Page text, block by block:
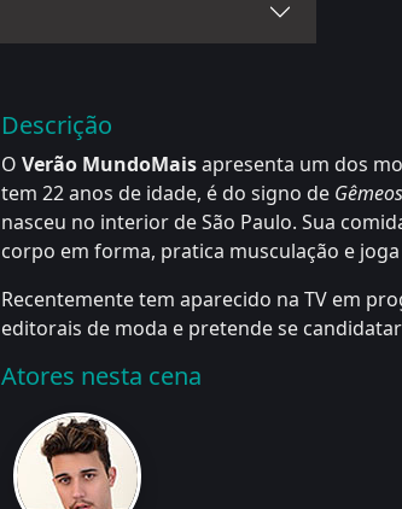
Descrição
O Verão MundoMaisapresenta um dos
tem 22 anos de idade, é do signo de Gêmeos
nasceu no interior de São Paulo. Sua
corpo em forma, pratica musculação e
Recentemente tem aparecido na TV em
editorais de moda e pretende se
Atores nesta cena